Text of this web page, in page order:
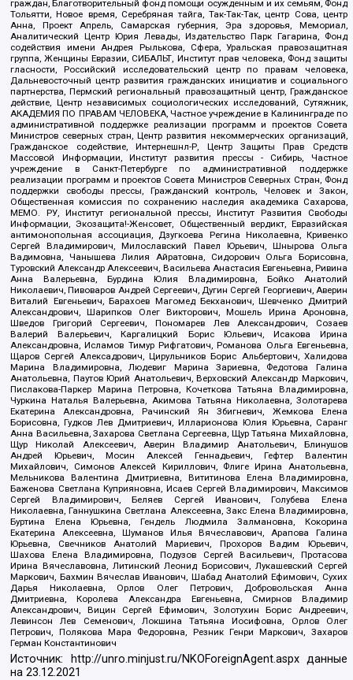
граждан, Благотворительный фонд помощи осужденным и их семьям, Фонд
Тольятти, Новое время, Серебряная тайга, Так-Так-Так, центр Сова, центр
Анна, Проект Апрель, Самарская губерния, Эра здоровья, Мемориал,
Аналитический Центр Юрия Левады, Издательство Парк Гагарина, Фонд
содействия имени Андрея Рылькова, Сфера, Уральская правозащитная
группа, Женщины Евразии, СИБАЛЬТ, Институт прав человека, Фонд защиты
гласности, Российский исследовательский центр по правам человека,
Дальневосточный центр развития гражданских инициатив и социального
партнерства, Пермский региональный правозащитный центр, Гражданское
действие, Центр независимых социологических исследований, Сутяжник,
АКАДЕМИЯ ПО ПРАВАМ ЧЕЛОВЕКА, Частное учреждение в Калининграде по
административной поддержке реализации программ и проектов Совета
Министров северных стран, Центр развития некоммерческих организаций,
Гражданское содействие, Интернешнл-Р, Центр Защиты Прав Средств
Массовой Информации, Институт развития прессы - Сибирь, Частное
учреждение в Санкт-Петербурге по административной поддержке
реализации программ и проектов Совета Министров Северных Стран, Фонд
поддержки свободы прессы, Гражданский контроль, Человек и Закон,
Общественная комиссия по сохранению наследия академика Сахарова,
МЕМО. РУ, Институт региональной прессы, Институт Развития Свободы
Информации, Экозащита!-Женсовет, Общественный вердикт, Евразийская
антимонопольная ассоциация, Дзугкоева Регина Николаевна, Кривенко
Сергей Владимирович, Милославский Павел Юрьевич, Шнырова Ольга
Вадимовна, Чанышева Лилия Айратовна, Сидорович Ольга Борисовна,
Туровский Александр Алексеевич, Васильева Анастасия Евгеньевна, Ривина
Анна Валерьевна, Бурдина Юлия Владимировна, Бойко Анатолий
Николаевич, Пивоваров Андрей Сергеевич, Дугин Сергей Георгиевич, Аверин
Виталий Евгеньевич, Барахоев Магомед Бекханович, Шевченко Дмитрий
Александрович, Шарипков Олег Викторович, Мошель Ирина Ароновна,
Шведов Григорий Сергеевич, Пономарев Лев Александрович, Созаев
Валерий Валерьевич, Каргалицкий Борис Юльевич, Исакова Ирина
Александровна, Исламов Тимур Рифгатович, Романова Ольга Евгеньевна,
Щаров Сергей Алексадрович, Цирульников Борис Альбертович, Халидова
Марина Владимировна, Людевиг Марина Зариевна, Федотова Галина
Анатольевна, Паутов Юрий Анатольевич, Верховский Александр Маркович,
Пислакова-Паркер Марина Петровна, Кочеткова Татьяна Владимировна,
Чуркина Наталья Валерьевна, Акимова Татьяна Николаевна, Золотарева
Екатерина Александровна, Рачинский Ян Збигневич, Жемкова Елена
Борисовна, Гудков Лев Дмитриевич, Илларионова Юлия Юрьевна, Саранг
Анна Васильевна, Захарова Светлана Сергеевна, Щур Татьяна Михайловна,
Щур Николай Алексеевич, Аверин Владимир Анатольевич, Блинушов
Андрей Юрьевич, Мосин Алексей Геннадьевич, Гефтер Валентин
Михайлович, Симонов Алексей Кириллович, Флиге Ирина Анатольевна,
Мельникова Валентина Дмитриевна, Вититинова Елена Владимировна,
Баженова Светлана Куприяновна, Исаев Сергей Владимирович, Максимов
Сергей Владимирович, Беляев Сергей Иванович, Голубева Елена
Николаевна, Ганнушкина Светлана Алексеевна, Закс Елена Владимировна,
Буртина Елена Юрьевна, Гендель Людмила Залмановна, Кокорина
Екатерина Алексеевна, Шуманов Илья Вячеславович, Арапова Галина
Юрьевна, Свечников Анатолий Мариевич, Прохоров Вадим Юрьевич,
Шахова Елена Владимировна, Подузов Сергей Васильевич, Протасова
Ирина Вячеславовна, Литинский Леонид Борисович, Лукашевский Сергей
Маркович, Бахмин Вячеслав Иванович, Шабад Анатолий Ефимович, Сухих
Дарья Николаевна, Орлов Олег Петрович, Добровольская Анна
Дмитриевна, Королева Александра Евгеньевна, Смирнов Владимир
Александрович, Вицин Сергей Ефимович, Золотухин Борис Андреевич,
Левинсон Лев Семенович, Локшина Татьяна Иосифовна, Орлов Олег
Петрович, Полякова Мара Федоровна, Резник Генри Маркович, Захаров
Герман Константинович
Источник: http://unro.minjust.ru/NKOForeignAgent.aspxданные
на23.12.2021